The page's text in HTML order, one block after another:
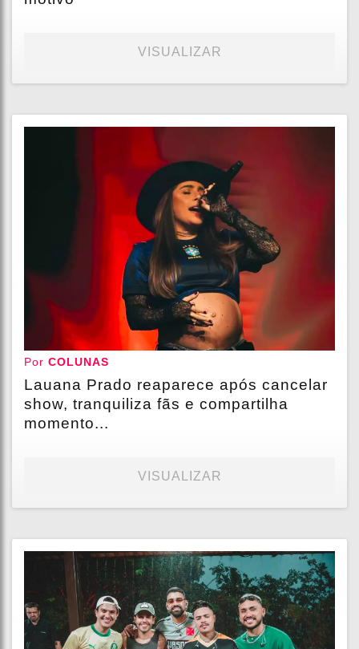
VISUALIZAR
Por COLUNAS
Lauana Prado reaparece após cancelar
show, tranquiliza fãs e compartilha
momento...
VISUALIZAR